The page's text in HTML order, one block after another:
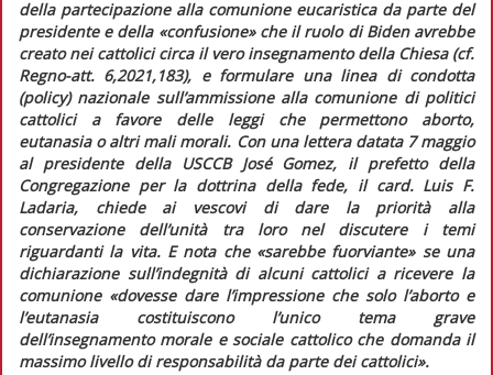
della partecipazione alla comunione eucaristica da parte del
presidente e della «confusione» che il ruolo di Biden avrebbe
creato nei cattolici circa il vero insegnamento della Chiesa (cf.
Regno-att. 6,2021,183), e formulare una linea di condotta
(policy) nazionale sull’ammissione alla comunione di politici
cattolici a favore delle leggi che permettono aborto,
eutanasia o altri mali morali. Con una lettera datata 7 maggio
al presidente della USCCB José Gomez, il prefetto della
Congregazione per la dottrina della fede, il card. Luis F.
Ladaria, chiede ai vescovi di dare la priorità alla
conservazione dell’unità tra loro nel discutere i temi
riguardanti la vita. E nota che «sarebbe fuorviante»se una
dichiarazione sull’indegnità di alcuni cattolici a ricevere la
comunione «dovesse dare l’impressione che solo l’aborto e
l’eutanasia costituiscono l’unico tema grave
dell’insegnamento morale e sociale cattolico che domanda il
massimo livello di responsabilità da parte dei cattolici».